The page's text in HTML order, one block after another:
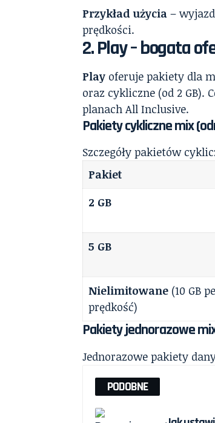
Przykład użycia – wyjazd
prędkości.
2. Play – bogata
Play oferuje pakiety dla
oraz cykliczne (od 2 GB).
planach All Inclusive.
Pakiety cykliczne mix
Szczegóły pakietów
Pakiet
2 GB
5 GB
Nielimitowane (10 GB
prędkość)
Pakiety jednorazowe
Jednorazowe pakiety
PODOBNE